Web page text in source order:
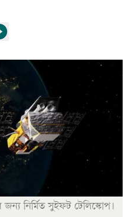
জন্য নির্মিত সুইফট টেলিস্কোপ।